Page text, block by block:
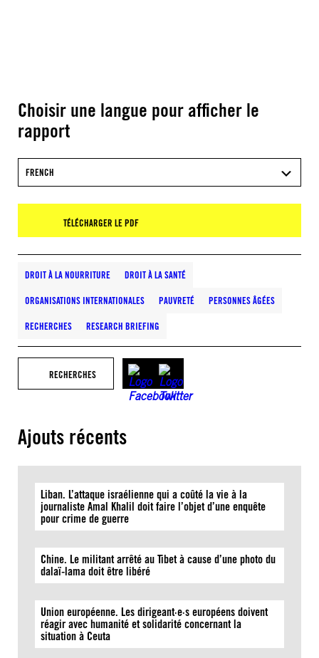
Choisir une langue pour afficher le
rapport
FRENCH
TÉLÉCHARGER LE PDF
DROIT À LA NOURRITURE DROIT À LA SANTÉ
ORGANISATIONS INTERNATIONALES PAUVRETÉ PERSONNES ÂGÉES
RECHERCHES RESEARCH BRIEFING
RECHERCHES
Ajouts récents
Liban. L’attaque israélienne qui a coûté la vie à la
journaliste Amal Khalil doit faire l’objet d’une enquête
pour crime de guerre
Chine. Le militant arrêté au Tibet à cause d’une photo du
dalaï-lama doit être libéré
Union européenne. Les dirigeant·e·s européens doivent
réagir avec humanité et solidarité concernant la
situation à Ceuta